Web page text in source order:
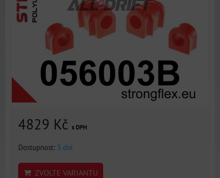
4829 Kč s DPH
Dostupnost: 3 dni
ZVOLTE VARIANTU